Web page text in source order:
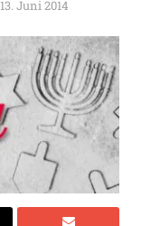
13. Juni 2014